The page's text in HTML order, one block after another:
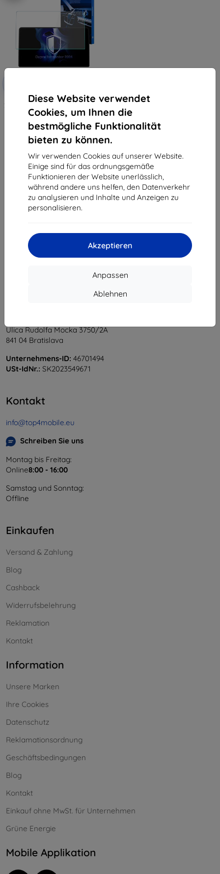
Diese Website verwendet
Cookies, um Ihnen die
bestmögliche Funktionalität
bieten zu können.
Wir verwenden Cookies auf unserer Website.
Einige sind für das ordnungsgemäße
Funktionieren der Website unerlässlich,
während andere uns helfen, den Datenverkehr
zu analysieren und Inhalte und Anzeigen zu
personalisieren.
Akzeptieren
Anpassen
Ablehnen
3mk TechWrap Matte Schutzfolie
für mittleren Bildschirm Cupra
Formentor 2024-
34,90 €
31,42 €
Auf Lager 1 Stk.
1
Ulica Rudolfa Mocka 3750/2A
841 04 Bratislava
Unternehmens-ID: 46701494
USt-IdNr.: SK2023549671
Kontakt
info@top4mobile.eu
Schreiben Sie uns
Montag bis Freitag:
Online8:00 - 16:00
Samstag und Sonntag:
Offline
Einkaufen
Versand & Zahlung
Blog
Cashback
Widerrufsbelehrung
Reklamation
Kontakt
Information
Unsere Marken
Ihre Cookies
Datenschutz
Reklamationsordnung
Geschäftsbedingungen
Blog
Kontakt
Einkauf ohne MwSt. für Unternehmen
Grüne Energie
Mobile Applikation